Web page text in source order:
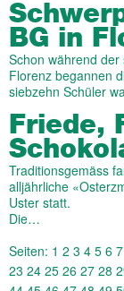
BG in
Schon während
Florenz begannen
siebzehn Schüler
Friede,
Traditionsgemäss
alljährliche
Uster statt.
Die…
Seiten: 1 2 3 4 5 6 7
23 24 25 26 27 28